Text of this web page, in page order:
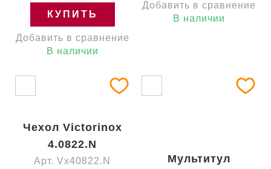
КУПИТЬ
Добавить в сравнение
В наличии
Добавить в сравнение
В наличии
Чехол Victorinox
4.0822.N
Арт. Vx40822.N
Мультитул